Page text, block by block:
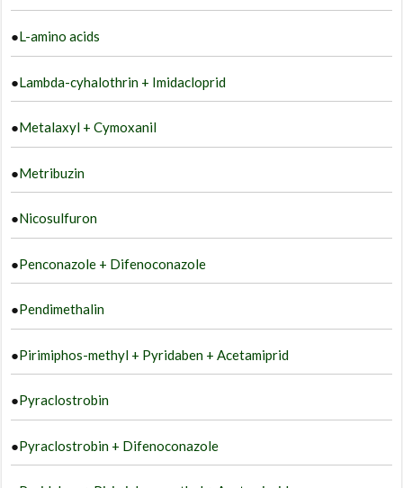
●L-amino acids
●Lambda-cyhalothrin + Imidacloprid
●Metalaxyl + Cymoxanil
●Metribuzin
●Nicosulfuron
●Penconazole + Difenoconazole
●Pendimethalin
●Pirimiphos-methyl + Pyridaben + Acetamiprid
●Pyraclostrobin
●Pyraclostrobin + Difenoconazole